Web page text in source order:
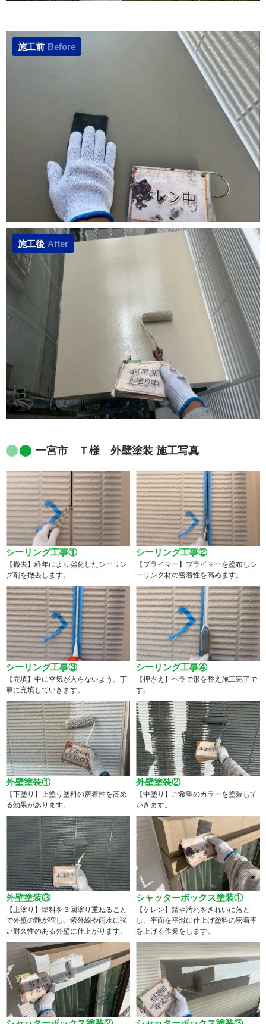
施工前 Before
施工後 After
一宮市 Ｔ様 外壁塗装 施工写真
シーリング工事①
【撤去】経年により劣化したシーリン
グ剤を撤去します。
シーリング工事②
【プライマー】プライマーを塗布しシ
ーリング材の密着性を高めます。
シーリング工事③
【充填】中に空気が入らないよう、丁
寧に充填していきます。
シーリング工事④
【押さえ】ヘラで形を整え施工完了で
す。
外壁塗装①
【下塗り】上塗り塗料の密着性を高め
る効果があります。
外壁塗装②
【中塗り】ご希望のカラーを塗装して
いきます。
外壁塗装③
【上塗り】塗料を３回塗り重ねること
で外壁の艶が増し、紫外線や雨水に強
い耐久性のある外壁に仕上がります。
シャッターボックス塗装①
【ケレン】錆や汚れをきれいに落と
し、平面を平滑に仕上げ塗料の密着率
を上げる作業をします。